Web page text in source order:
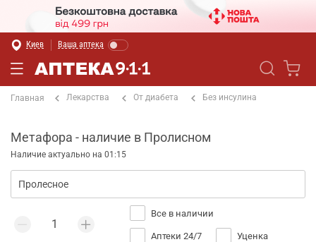
Киев Ваша аптека
Главная Лекарства От диабета Без инсулина
Метафора - наличие в Пролисном
Наличие актуально на 01:15
Все в наличии
Аптеки 24/7 Уценка